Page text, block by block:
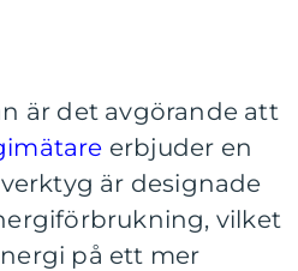
är det avgörande att
erbjuder en
är designade
vilket
på ett mer